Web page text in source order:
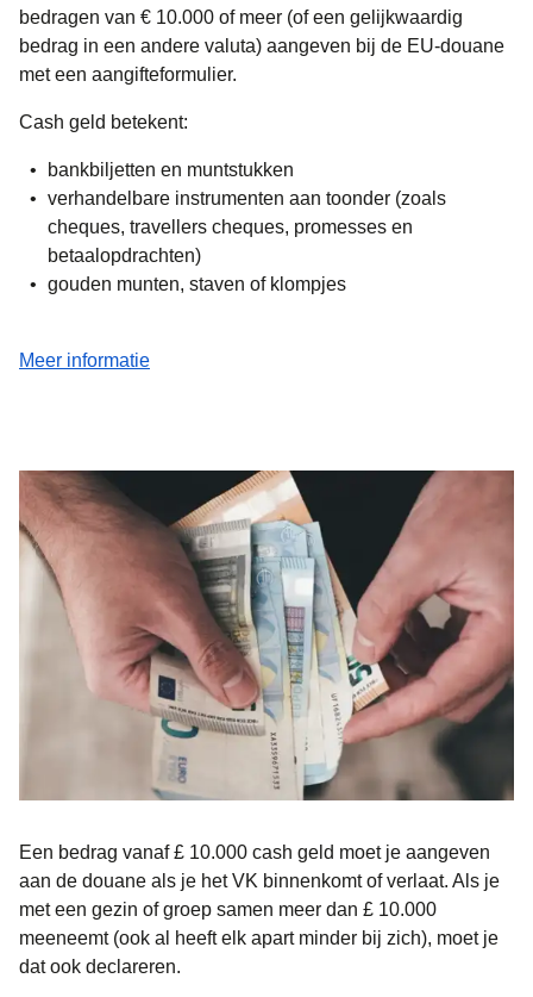
bedragen van € 10.000 of meer (of een gelijkwaardig
bedrag in een andere valuta) aangeven bij de EU-douane
met een aangifteformulier.
Cash geld betekent:
bankbiljetten en muntstukken
verhandelbare instrumenten aan toonder (zoals
cheques, travellers cheques, promesses en
betaalopdrachten)
gouden munten, staven of klompjes
Meer informatie(
Een bedrag vanaf £ 10.000 cash geld moet je aangeven
aan de douane als je het VK binnenkomt of verlaat. Als je
met een gezin of groep samen meer dan £ 10.000
meeneemt (ook al heeft elk apart minder bij zich), moet je
dat ook declareren.